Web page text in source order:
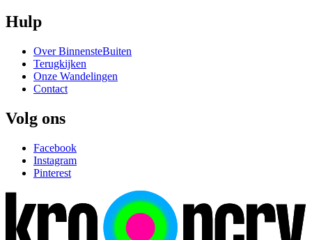
Hulp
Over BinnensteBuiten
Terugkijken
Onze Wandelingen
Contact
Volg ons
Facebook
Instagram
Pinterest